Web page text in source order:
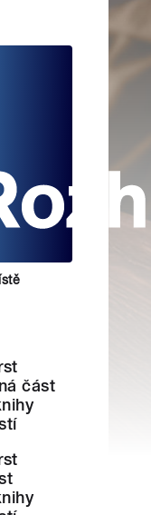
část